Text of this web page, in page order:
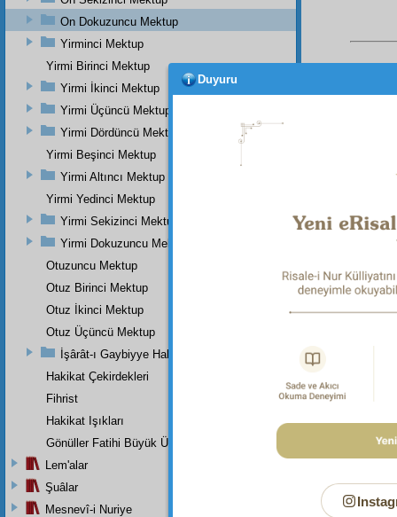
On Dokuzuncu Mektup
Yirminci Mektup
Yirmi Birinci Mektup
Yirmi İkinci Mektup
Yirmi Üçüncü Mektup
Yirmi Dördüncü Mektup
Yirmi Beşinci Mektup
Yirmi Altıncı Mektup
Yirmi Yedinci Mektup
Yirmi Sekizinci Mektup
Yirmi Dokuzuncu Mektup
Otuzuncu Mektup
Otuz Birinci Mektup
Otuz İkinci Mektup
Otuz Üçüncü Mektup
İşârât-ı Gaybiyye Hakkında Bir Takriz
Hakikat Çekirdekleri
Fihrist
Hakikat Işıkları
Gönüller Fatihi Büyük Üstada
Lem'alar
Şuâlar
Mesnevî-i Nuriye
Duyuru